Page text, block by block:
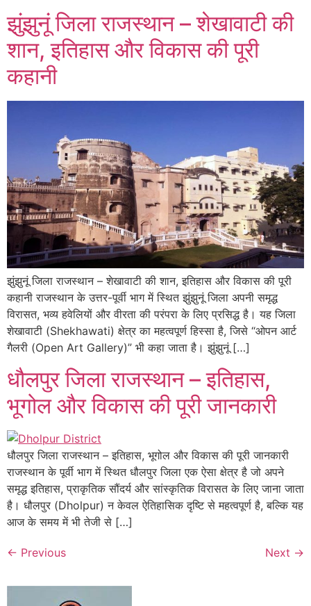
झुंझुनूं जिला राजस्थान – शेखावाटी की
शान, इतिहास और विकास की पूरी
कहानी
झुंझुनूं जिला राजस्थान – शेखावाटी की शान, इतिहास और विकास की पूरी
कहानी राजस्थान के उत्तर-पूर्वी भाग में स्थित झुंझुनूं जिला अपनी समृद्ध
विरासत, भव्य हवेलियों और वीरता की परंपरा के लिए प्रसिद्ध है। यह जिला
शेखावाटी (Shekhawati) क्षेत्र का महत्वपूर्ण हिस्सा है, जिसे “ओपन आर्ट
गैलरी (Open Art Gallery)” भी कहा जाता है। झुंझुनूं […]
धौलपुर जिला राजस्थान – इतिहास,
भूगोल और विकास की पूरी जानकारी
धौलपुर जिला राजस्थान – इतिहास, भूगोल और विकास की पूरी जानकारी
राजस्थान के पूर्वी भाग में स्थित धौलपुर जिला एक ऐसा क्षेत्र है जो अपने
समृद्ध इतिहास, प्राकृतिक सौंदर्य और सांस्कृतिक विरासत के लिए जाना जाता
है। धौलपुर (Dholpur) न केवल ऐतिहासिक दृष्टि से महत्वपूर्ण है, बल्कि यह
आज के समय में भी तेजी से […]
← Previous Next →